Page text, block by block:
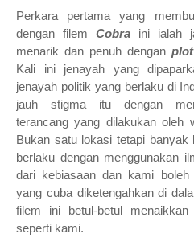
Perkara pertama yang
dengan filem Cobra ini ialah
menarik dan penuh dengan
Kali ini jenayah yang
jenayah politik yang berlaku di
jauh stigma itu dengan
terancang yang dilakukan oleh
Bukan satu lokasi tetapi
berlaku dengan menggunakan
dari kebiasaan dan kami
yang cuba diketengahkan di
filem ini betul-betul
seperti kami.